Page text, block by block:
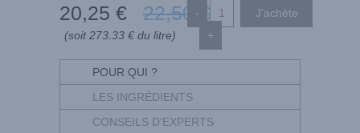
20,25 € 22,50 €
(soit 273.33 € du litre)
-
+
POUR QUI ?
LES INGRÉDIENTS
CONSEILS D'EXPERTS